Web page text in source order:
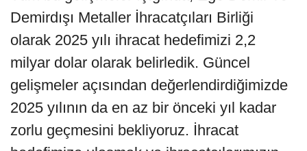
Demirdışı Metaller İhracatçıları Birliği
olarak 2025 yılı ihracat hedefimizi 2,2
milyar dolar olarak belirledik. Güncel
gelişmeler açısından değerlendirdiğimizde
2025 yılının da en az bir önceki yıl kadar
zorlu geçmesini bekliyoruz. İhracat